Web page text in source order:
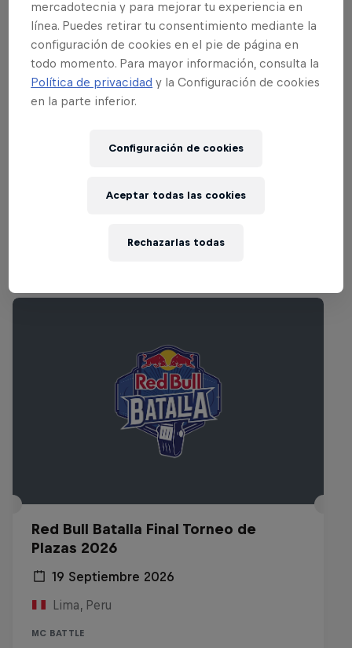
EE. UU., Reino Unido, España, Francia y
otras cunas de la actividad electro, que
se turnarán para hacernos vibrar con su
aclamado sonido. Para los que no podáis
Red Bull Batalla Final Torneo de
Plazas 2026
19 Septiembre 2026
Lima, Peru
MC BATTLE
mercadotecnia y para mejorar tu experiencia en
línea. Puedes retirar tu consentimiento mediante la
configuración de cookies en el pie de página en
todo momento. Para mayor información, consulta la
Política de privacidad y la Configuración de cookies
en la parte inferior.
Configuración de cookies
Rechazarlas todas
Aceptar todas las cookies